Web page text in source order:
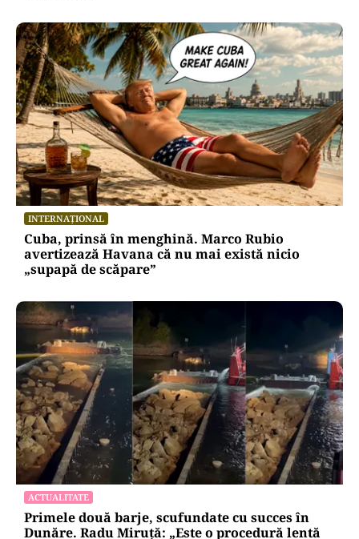
INTERNAȚIONAL
Cuba, prinsă în menghină. Marco Rubio
avertizează Havana că nu mai există nicio
„supapă de scăpare”
ACTUALITATE
Primele două barje, scufundate cu succes în
Dunăre. Radu Miruță: „Este o procedură lentă